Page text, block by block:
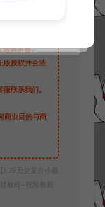
运营所需。
版授权并合法
联系我们。
商业目的与商
天龙复古小极
教程+视频教程